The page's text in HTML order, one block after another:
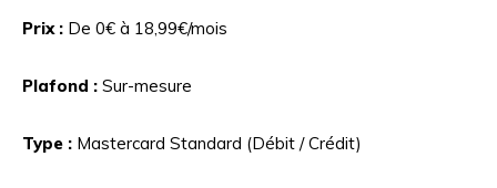
Prix : De 0€ à 18,99€/mois
Plafond : Sur-mesure
Type : Mastercard Standard (Débit / Crédit)